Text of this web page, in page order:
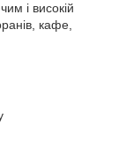
і високій
кафе,